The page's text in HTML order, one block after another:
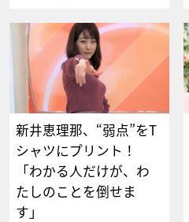
新井恵理那、“弱点”をT
シャツにプリント！
「わかる人だけが、わ
たしのことを倒せま
す」